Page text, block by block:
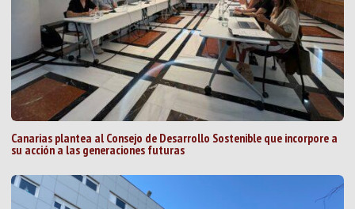
Canarias plantea al Consejo de Desarrollo Sostenible que incorpore a
su acción a las generaciones futuras